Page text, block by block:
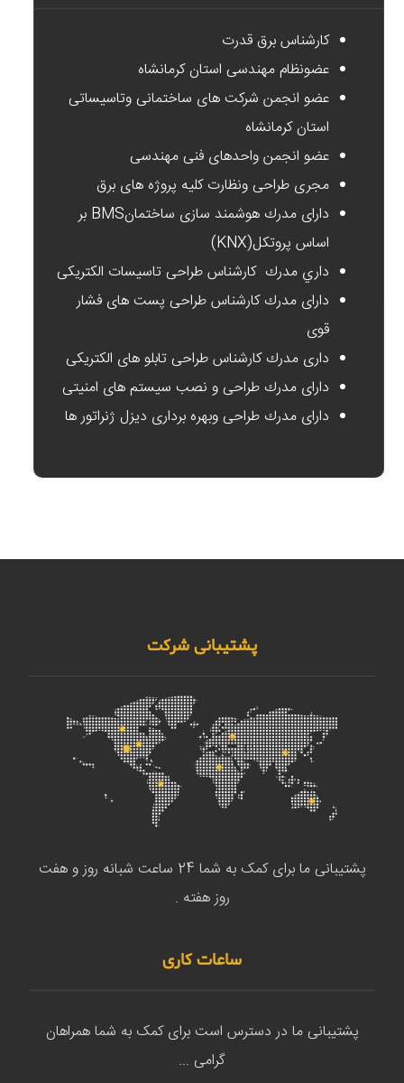
کارشناس برق قدرت
عضونظام مهندسی استان کرمانشاه
عضو انجمن شرکت های ساختمانی وتاسیساتی
استان کرمانشاه
عضو انجمن واحدهای فنی مهندسی
مجری طراحی ونظارت کلیه پروژه های برق
داراى مدرك هوشمند سازى ساختمانBMS بر
اساس پروتكل(KNX)
داري مدرك كارشناس طراحى تاسيسات الكتريكى
داراى مدرك كارشناس طراحى پست هاى فشار
قوى
دارى مدرك كارشناس طراحى تابلو هاى الكتريكى
داراى مدرك طراحى و نصب سيستم هاى امنيتى
داراى مدرك طراحى وبهره بردارى ديزل ژنراتور ها
پشتیبانی شرکت
پشتیبانی ما برای کمک به شما 24 ساعت شبانه روز و هفت
روز هفته .
ساعات کاری
پشتیبانی ما در دسترس است برای کمک به شما همراهان
گرامی ...